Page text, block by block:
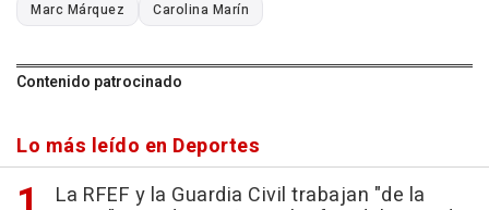
Marc Márquez Carolina Marín
Contenido patrocinado
Lo más leído en Deportes
La RFEF y la Guardia Civil trabajan "de la